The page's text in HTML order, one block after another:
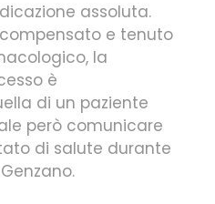
assoluta.
e tenuto
la
è
di un paziente
però comunicare
di salute durante